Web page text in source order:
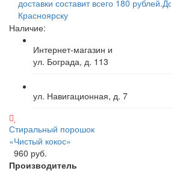
доставки составит всего 180 рублей.
Красноярску
Наличие:
Интернет-магазин и
ул. Бограда, д. 113
ул. Навигационная, д. 7
Стиральный порошок
«Чистый кокос»
960 руб.
Производитель